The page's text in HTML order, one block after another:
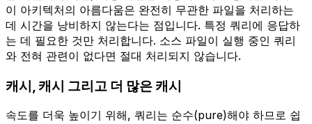
이 아키텍처의 아름다움은 완전히 무관한 파일을 처리하는
데 시간을 낭비하지 않는다는 점입니다. 특정 쿼리에 응답하
는 데 필요한 것만 처리합니다. 소스 파일이 실행 중인 쿼리
와 전혀 관련이 없다면 절대 처리되지 않습니다.
캐시, 캐시 그리고 더 많은 캐시
속도를 더욱 높이기 위해, 쿼리는 순수(pure)해야 하므로 쉽